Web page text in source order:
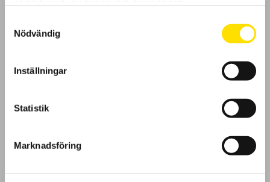
Nödvändig
Inställningar
Statistik
Marknadsföring
Kundundersökning